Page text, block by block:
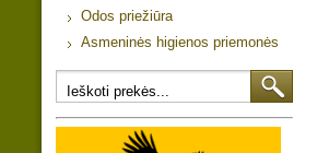
Odos priežiūra
Asmeninės higienos priemonės